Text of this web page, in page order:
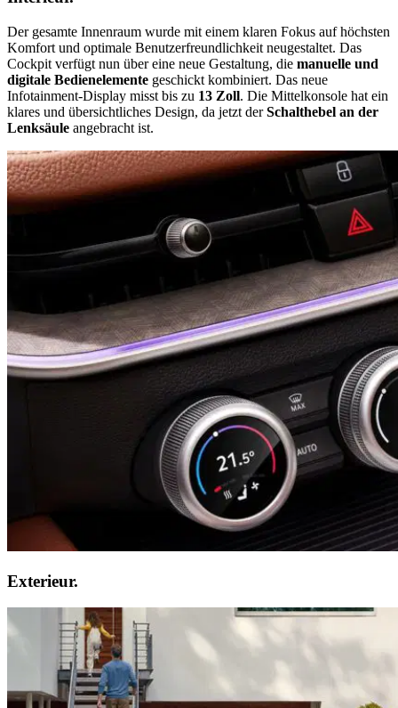
Der gesamte Innenraum wurde mit einem klaren Fokus auf höchsten
Komfort und optimale Benutzerfreundlichkeit neugestaltet. Das
Cockpit verfügt nun über eine neue Gestaltung, die manuelle und
digitale Bedienelemente geschickt kombiniert. Das neue
Infotainment-Display misst bis zu 13 Zoll. Die Mittelkonsole hat ein
klares und übersichtliches Design, da jetzt derSchalthebel an der
Lenksäule angebracht ist.
Exterieur.